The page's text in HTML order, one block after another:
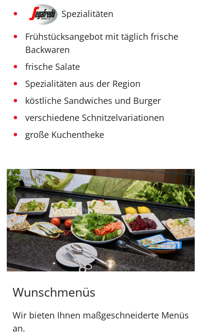
Spezialitäten
Frühstücksangebot mit täglich frische
Backwaren
frische Salate
Spezialitäten aus der Region
köstliche Sandwiches und Burger
verschiedene Schnitzelvariationen
große Kuchentheke
Wunschmenüs
Wir bieten Ihnen maßgeschneiderte Menüs
an.